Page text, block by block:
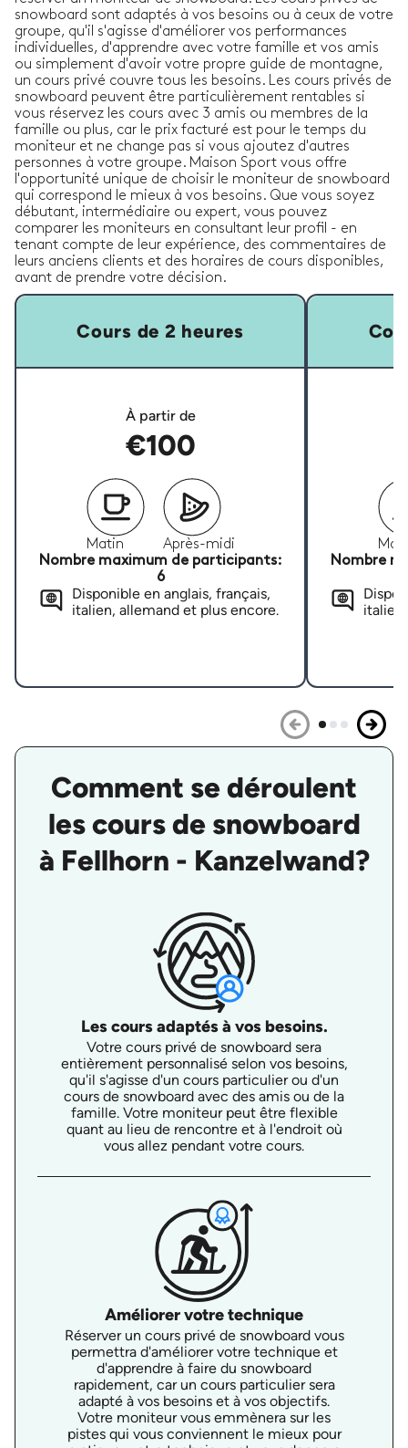
snowboard sont adaptés à vos besoins ou à ceux de votre
groupe, qu'il s'agisse d'améliorer vos performances
individuelles, d'apprendre avec votre famille et vos amis
ou simplement d'avoir votre propre guide de montagne,
un cours privé couvre tous les besoins. Les cours privés de
snowboard peuvent être particulièrement rentables si
vous réservez les cours avec 3 amis ou membres de la
famille ou plus, car le prix facturé est pour le temps du
moniteur et ne change pas si vous ajoutez d'autres
personnes à votre groupe. Maison Sport vous offre
l'opportunité unique de choisir le moniteur de snowboard
qui correspond le mieux à vos besoins. Que vous soyez
débutant, intermédiaire ou expert, vous pouvez
comparer les moniteurs en consultant leur profil - en
tenant compte de leur expérience, des commentaires de
leurs anciens clients et des horaires de cours disponibles,
avant de prendre votre décision.
Cours de 2 heures
À partir de
€100
Matin
Après-midi
Nombre maximum de participants:
6
Disponible en anglais, français,
italien, allemand et plus encore.
Nombre
Comment se déroulent
les cours de snowboard
à Fellhorn - Kanzelwand?
Les cours adaptés à vos besoins.
Votre cours privé de snowboard sera
entièrement personnalisé selon vos besoins,
qu'il s'agisse d'un cours particulier ou d'un
cours de snowboard avec des amis ou de la
famille. Votre moniteur peut être flexible
quant au lieu de rencontre et à l'endroit où
vous allez pendant votre cours.
Améliorer votre technique
Réserver un cours privé de snowboard vous
permettra d'améliorer votre technique et
d'apprendre à faire du snowboard
rapidement, car un cours particulier sera
adapté à vos besoins et à vos objectifs.
Votre moniteur vous emmènera sur les
pistes qui vous conviennent le mieux pour